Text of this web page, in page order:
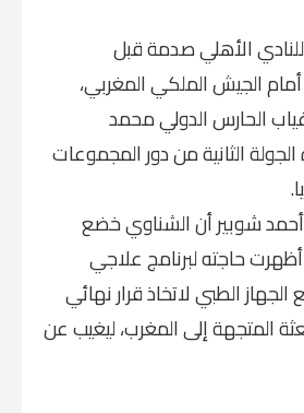
الأهلي صدمة قبل
أمام الجيش الملكي المغربي،
الحارس الدولي محمد
الثانية من دور المجموعات
شوبير أن الشناوي خضع
حاجته لبرنامج علاجي
الطبي لاتخاذ قرار نهائي
المتجهة إلى المغرب، ليغيب عن